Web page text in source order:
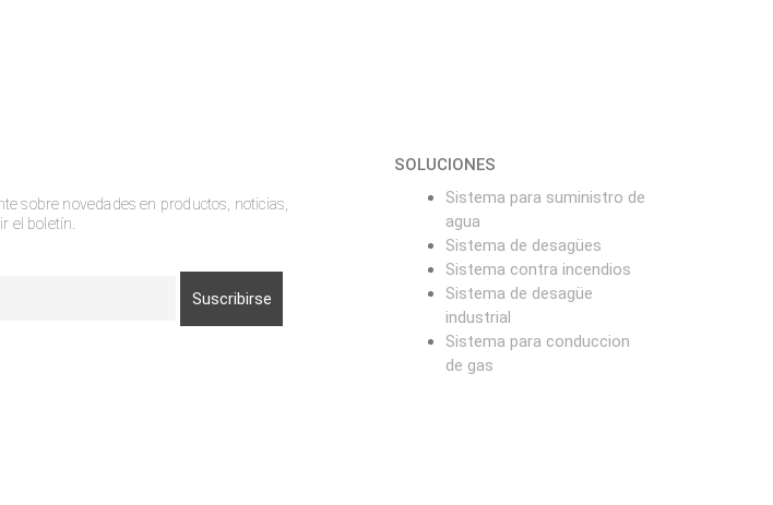
sobre novedades en productos, noticias,
el boletín.
SOLUCIONES
Sistema para suministro de
agua
Sistema de desagües
Sistema contra incendios
Sistema de desagüe
industrial
Sistema para conduccion
de gas